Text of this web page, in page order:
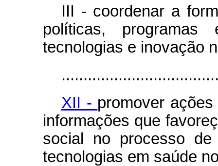
III - coordenar a
políticas,
tecnologias e inovação
XII - promover
informações que
social no processo
tecnologias em saúde